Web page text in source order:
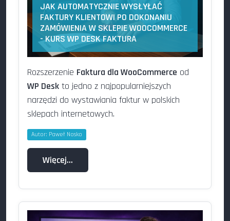
JAK AUTOMATYCZNIE WYSŁYŁAĆ
FAKTURY KLIENTOWI PO DOKONANIU
ZAMÓWIENIA W SKLEPIE WOOCOMMERCE
- KURS WP DESK FAKTURA
Rozszerzenie Faktura dla WooCommerce od
WP Desk to jedno z najpopularniejszych
narzędzi do wystawiania faktur w polskich
sklepach internetowych.
Autor: Paweł Nosko
Więcej…